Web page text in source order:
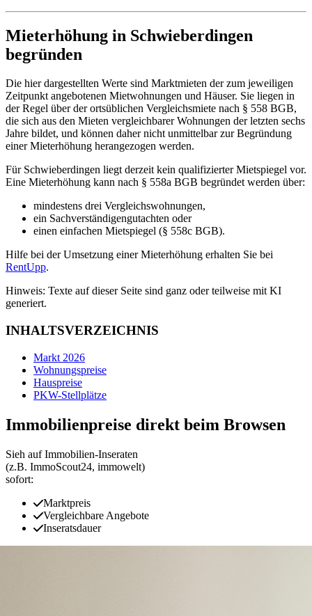
Mieterhöhung in Schwieberdingen
begründen
Die hier dargestellten Werte sind Marktmieten der zum jeweiligen
Zeitpunkt angebotenen Mietwohnungen und Häuser. Sie liegen in
der Regel über der ortsüblichen Vergleichsmiete nach § 558 BGB,
die sich aus den Mieten vergleichbarer Wohnungen der letzten sechs
Jahre bildet, und können daher nicht unmittelbar zur Begründung
einer Mieterhöhung herangezogen werden.
Für Schwieberdingen liegt derzeit kein qualifizierter Mietspiegel vor.
Eine Mieterhöhung kann nach § 558a BGB begründet werden über:
mindestens drei Vergleichswohnungen,
ein Sachverständigengutachten oder
einen einfachen Mietspiegel (§ 558c BGB).
Hilfe bei der Umsetzung einer Mieterhöhung erhalten Sie bei
RentUpp.
Hinweis: Texte auf dieser Seite sind ganz oder teilweise mit KI
generiert.
INHALTSVERZEICHNIS
Markt 2026
Wohnungspreise
Hauspreise
PKW-Stellplätze
Immobilienpreise direkt beim Browsen
Sieh auf Immobilien‑Inseraten
(z.B. ImmoScout24, immowelt)
sofort:
Marktpreis
Vergleichbare Angebote
Inseratsdauer